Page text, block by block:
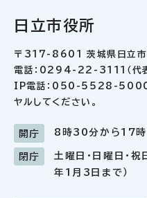
日立市役所
〒317-8601 茨城県日立市
電話：0294-22-3111（代表
IP電話：050-5528-5000（
ヤルしてください。
開庁 8時30分から17
閉庁
土曜日・日曜日・
年1月3日まで）